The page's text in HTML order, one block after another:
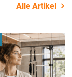
Alle Artikel